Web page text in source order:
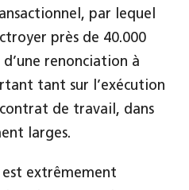
par lequel
près de 40.000
renonciation à
tant sur l’exécution
de travail, dans
larges.
est extrêmement